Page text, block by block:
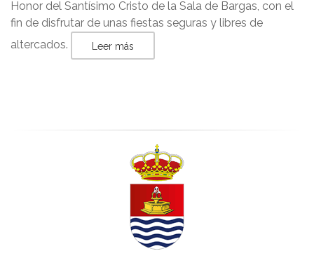
Honor del Santísimo Cristo de la Sala de Bargas, con el
fin de disfrutar de unas fiestas seguras y libres de
altercados.
Leer más